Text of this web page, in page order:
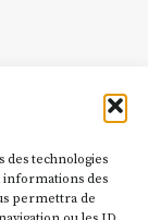
technologies
informations des
permettra de
n’est
dimanche
les rues, les
Le
espaces